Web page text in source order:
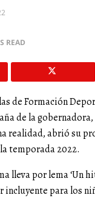
READ
de Formación
de la
realidad, abrió su
temporada 2022.
lleva por lema ‘Un
incluyente para los